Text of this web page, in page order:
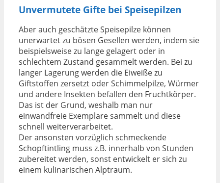
Unvermutete Gifte bei Speisepilzen
Aber auch geschätzte Speisepilze können
unerwartet zu bösen Gesellen werden, indem sie
beispielsweise zu lange gelagert oder in
schlechtem Zustand gesammelt werden. Bei zu
langer Lagerung werden die Eiweiße zu
Giftstoffen zersetzt oder Schimmelpilze, Würmer
und andere Insekten befallen den Fruchtkörper.
Das ist der Grund, weshalb man nur
einwandfreie Exemplare sammelt und diese
schnell weiterverarbeitet.
Der ansonsten vorzüglich schmeckende
Schopftintling muss z.B. innerhalb von Stunden
zubereitet werden, sonst entwickelt er sich zu
einem kulinarischen Alptraum.